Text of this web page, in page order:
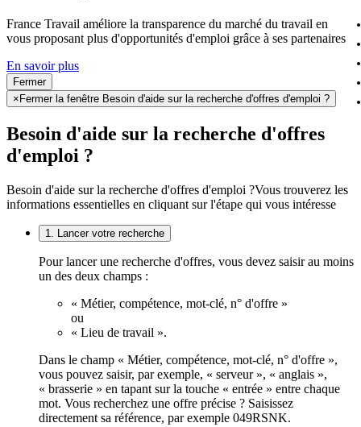
France Travail améliore la transparence du marché du travail en
vous proposant plus d'opportunités d'emploi grâce à ses partenaires
En savoir plus
Fermer
× Fermer la fenêtre Besoin d'aide sur la recherche d'offres d'emploi ?
Besoin d'aide sur la recherche d'offres
d'emploi ?
Besoin d'aide sur la recherche d'offres d'emploi ?Vous trouverez les
informations essentielles en cliquant sur l'étape qui vous intéresse
1. Lancer votre recherche
Pour lancer une recherche d'offres, vous devez saisir au moins
un des deux champs :
« Métier, compétence, mot-clé, n° d'offre »
ou
« Lieu de travail ».
Dans le champ « Métier, compétence, mot-clé, n° d'offre »,
vous pouvez saisir, par exemple, « serveur », « anglais »,
« brasserie » en tapant sur la touche « entrée » entre chaque
mot. Vous recherchez une offre précise ? Saisissez
directement sa référence, par exemple 049RSNK.